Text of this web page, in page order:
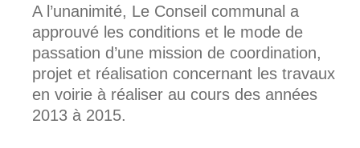
A l’unanimité, Le Conseil communal a
approuvé les conditions et le mode de
passation d’une mission de coordination,
projet et réalisation concernant les travaux
en voirie à réaliser au cours des années
2013 à 2015.